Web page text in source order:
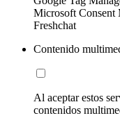
Microsoft Consent
Freshchat
Contenido
Al aceptar estos
contenidos